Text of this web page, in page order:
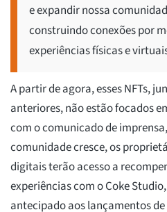
e expandir nossa
construindo conexões por
experiências físicas e
A partir de agora, esses NFTs,
anteriores, não estão focados
com o comunicado de
comunidade cresce, os
digitais terão acesso a
experiências com o Coke
antecipado aos lançamentos